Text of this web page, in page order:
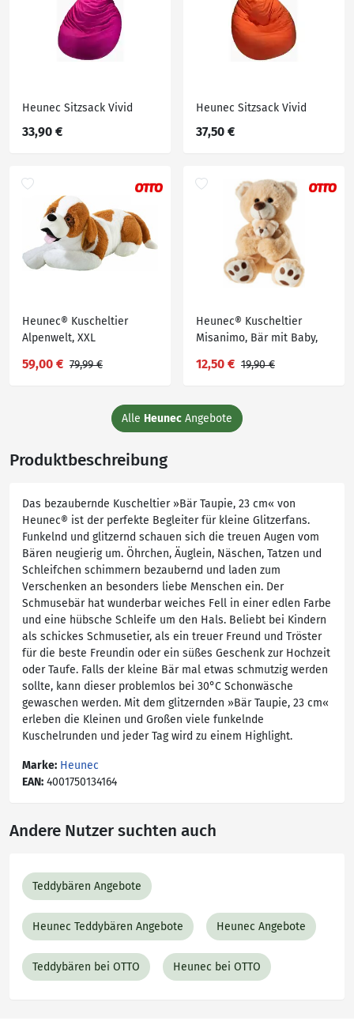
Heunec Sitzsack Vivid
33,90 €
Heunec Sitzsack Vivid
37,50 €
Heunec® Kuscheltier
Alpenwelt, XXL
Braun|weiß
59,00 € 79,99 €
Heunec® Kuscheltier
Misanimo, Bär mit Baby,
12,50 € 19,90 €
Alle Heunec Angebote
Produktbeschreibung
Das bezaubernde Kuscheltier »Bär Taupie, 23 cm« von
Heunec® ist der perfekte Begleiter für kleine Glitzerfans.
Funkelnd und glitzernd schauen sich die treuen Augen vom
Bären neugierig um. Öhrchen, Äuglein, Näschen, Tatzen und
Schleifchen schimmern bezaubernd und laden zum
Verschenken an besonders liebe Menschen ein. Der
Schmusebär hat wunderbar weiches Fell in einer edlen Farbe
und eine hübsche Schleife um den Hals. Beliebt bei Kindern
als schickes Schmusetier, als ein treuer Freund und Tröster
für die beste Freundin oder ein süßes Geschenk zur Hochzeit
oder Taufe. Falls der kleine Bär mal etwas schmutzig werden
sollte, kann dieser problemlos bei 30°C Schonwäsche
gewaschen werden. Mit dem glitzernden »Bär Taupie, 23 cm«
erleben die Kleinen und Großen viele funkelnde
Kuschelrunden und jeder Tag wird zu einem Highlight.
Marke: Heunec
EAN: 4001750134164
Andere Nutzer suchten auch
Teddybären Angebote
Heunec Teddybären Angebote Heunec Angebote
Teddybären bei OTTO Heunec bei OTTO